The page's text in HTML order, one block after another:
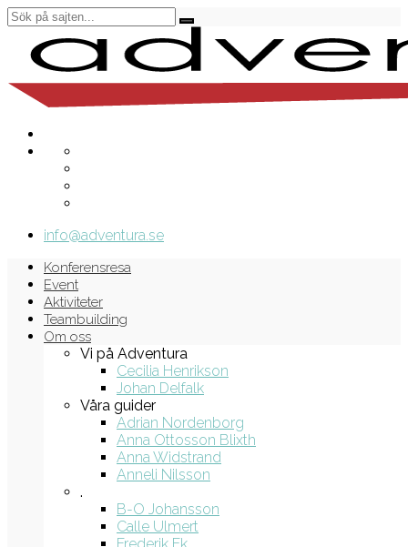
info@adventura.se
Konferensresa
Event
Aktiviteter
Teambuilding
Om oss
Vi på Adventura
Cecilia Henrikson
Johan Delfalk
Våra guider
Adrian Nordenborg
Anna Ottosson Blixth
Anna Widstrand
Anneli Nilsson
.
B-O Johansson
Calle Ulmert